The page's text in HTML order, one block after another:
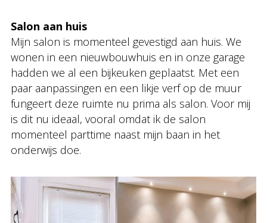
Salon aan huis
Mijn salon is momenteel gevestigd aan huis. We
wonen in een nieuwbouwhuis en in onze garage
hadden we al een bijkeuken geplaatst. Met een
paar aanpassingen en een likje verf op de muur
fungeert deze ruimte nu prima als salon. Voor mij
is dit nu ideaal, vooral omdat ik de salon
momenteel parttime naast mijn baan in het
onderwijs doe.